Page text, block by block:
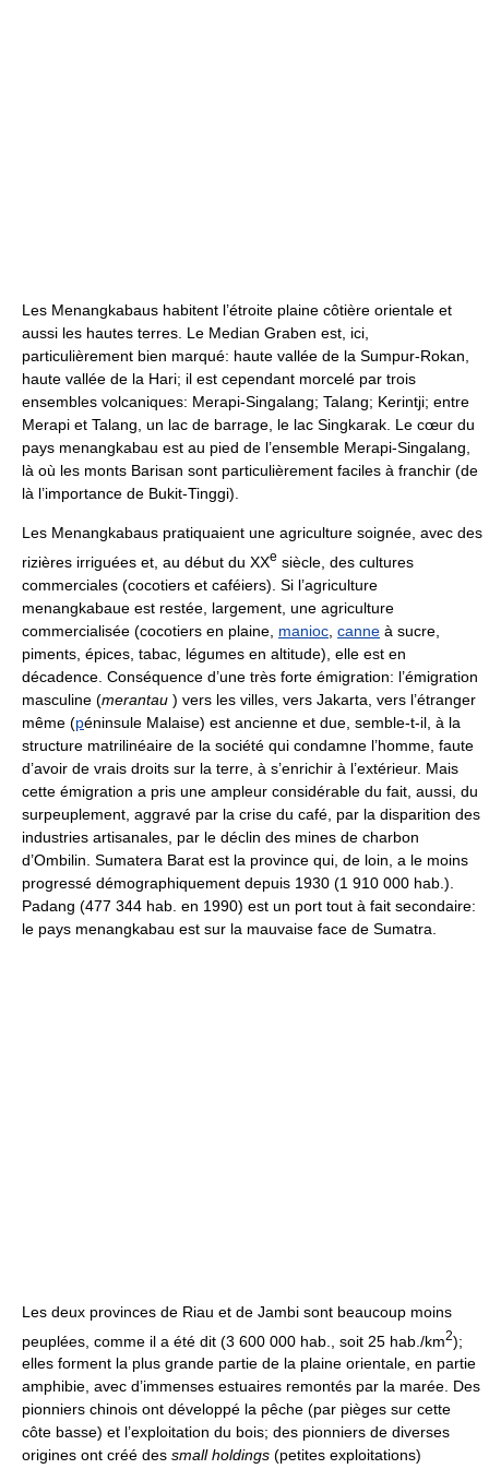
Les Menangkabaus habitent l’étroite plaine côtière orientale et
aussi les hautes terres. Le Median Graben est, ici,
particulièrement bien marqué: haute vallée de la Sumpur-Rokan,
haute vallée de la Hari; il est cependant morcelé par trois
ensembles volcaniques: Merapi-Singalang; Talang; Kerintji; entre
Merapi et Talang, un lac de barrage, le lac Singkarak. Le cœur du
pays menangkabau est au pied de l’ensemble Merapi-Singalang,
là où les monts Barisan sont particulièrement faciles à franchir (de
là l’importance de Bukit-Tinggi).
Les Menangkabaus pratiquaient une agriculture soignée, avec des
rizières irriguées et, au début du XXe siècle, des cultures
commerciales (cocotiers et caféiers). Si l’agriculture
menangkabaue est restée, largement, une agriculture
commercialisée (cocotiers en plaine, manioc canne à sucre,
piments, épices, tabac, légumes en altitude), elle est en
décadence. Conséquence d’une très forte émigration: l’émigration
masculine (merantau ) vers les villes, vers Jakarta, vers l’étranger
même (péninsule Malaise) est ancienne et due, semble-t-il, à la
structure matrilinéaire de la société qui condamne l’homme, faute
d’avoir de vrais droits sur la terre, à s’enrichir à l’extérieur. Mais
cette émigration a pris une ampleur considérable du fait, aussi, du
surpeuplement, aggravé par la crise du café, par la disparition des
industries artisanales, par le déclin des mines de charbon
d’Ombilin. Sumatera Barat est la province qui, de loin, a le moins
progressé démographiquement depuis 1930 (1 910 000 hab.).
Padang (477 344 hab. en 1990) est un port tout à fait secondaire:
le pays menangkabau est sur la mauvaise face de Sumatra.
Les deux provinces de Riau et de Jambi sont beaucoup moins
peuplées, comme il a été dit (3 600 000 hab., soit 25 hab./km2);
elles forment la plus grande partie de la plaine orientale, en partie
amphibie, avec d’immenses estuaires remontés par la marée. Des
pionniers chinois ont développé la pêche (par pièges sur cette
côte basse) et l’exploitation du bois; des pionniers de diverses
origines ont créé des small holdings (petites exploitations)